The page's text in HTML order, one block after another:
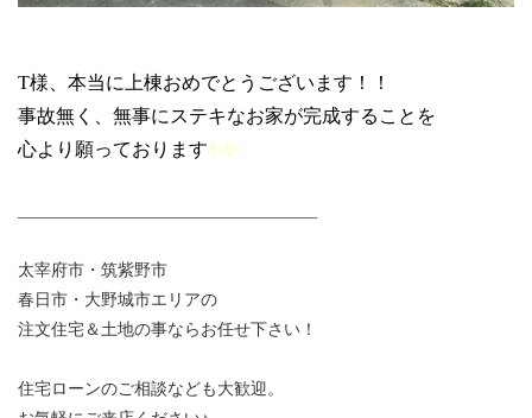
T様、本当に上棟おめでとうございます！！
事故無く、無事にステキなお家が完成することを
心より願っております✨✨
太宰府市・筑紫野市
春日市・大野城市エリアの
注文住宅＆土地の事ならお任せ下さい！
住宅ローンのご相談なども大歓迎。